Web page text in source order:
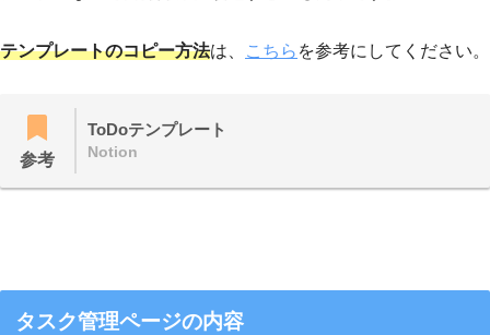
テンプレートのコピー方法は、 こちら を参考にしてください。
参考
ToDoテンプレート
Notion
タスク管理ページの内容